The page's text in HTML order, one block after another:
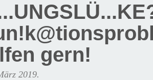
gern!
2019.